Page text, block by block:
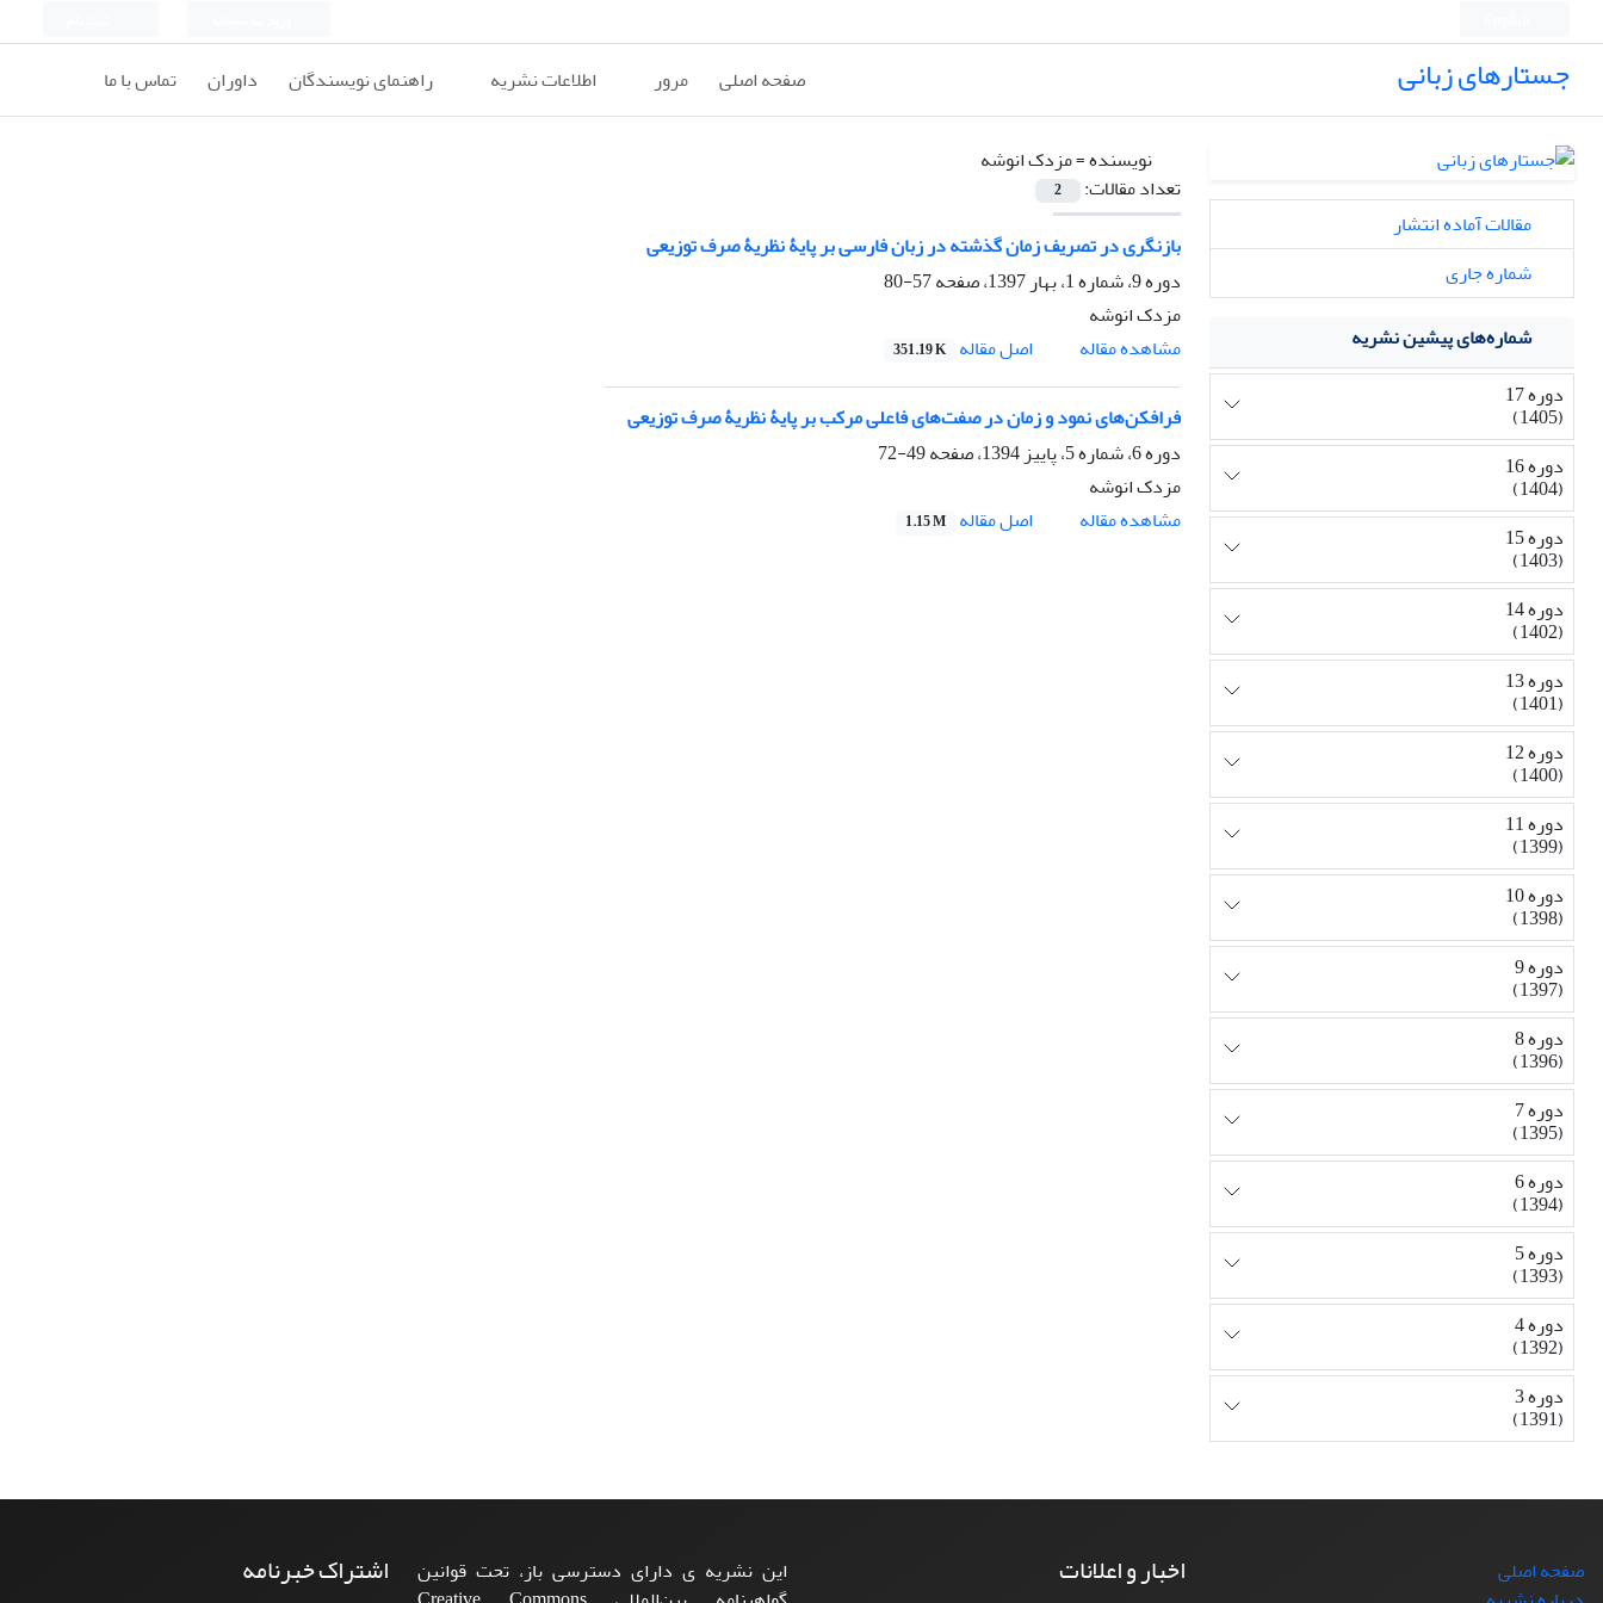
جستارهای زبانی صفحه اصلی مرور اطلاعات نشریه راهنمای نویسندگان داوران تماس با ما
نویسنده =مزدک انوشه
تعداد مقالات:
2
بازنگری در تصریف زمان گذشته در زبان فارسی بر پایۀ نظریۀ صرف توزیعی
دوره 9، شماره 1، بهار 1397، صفحه
57-80
مزدک انوشه
مشاهده مقاله
اصل مقاله 351.19 K
فرافکن‌های نمود و زمان در صفت‌های فاعلی مرکب بر پایۀ نظریۀ صرف توزیعی
دوره 6، شماره 5، پاییز 1394، صفحه
49-72
مزدک انوشه
مشاهده مقاله
اصل مقاله 1.15 M
مقالات آماده انتشار
شماره جاری
شماره‌های پیشین نشریه
دوره 17
(1405)
دوره 16
(1404)
دوره 15
(1403)
دوره 14
(1402)
دوره 13
(1401)
دوره 12
(1400)
دوره 11
(1399)
دوره 10
(1398)
دوره 9
(1397)
دوره 8
(1396)
دوره 7
(1395)
دوره 6
(1394)
دوره 5
(1393)
دوره 4
(1392)
دوره 3
(1391)
صفحه اصلی
اخبار و اعلانات
این نشریه ی دارای دسترسی باز، تحت قوانین
اشتراک خبرنامه